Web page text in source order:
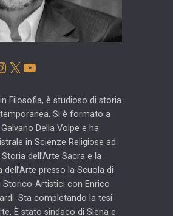
X YouTube
Filosofia, è studioso di storia
Si è formato a
Della Volpe e ha
in Scienze Religiose ad
dell’Arte Sacra e la
presso la Scuola di
Storico-Artistici con Enrico
Sta completando la tesi
È stato sindaco di Siena e